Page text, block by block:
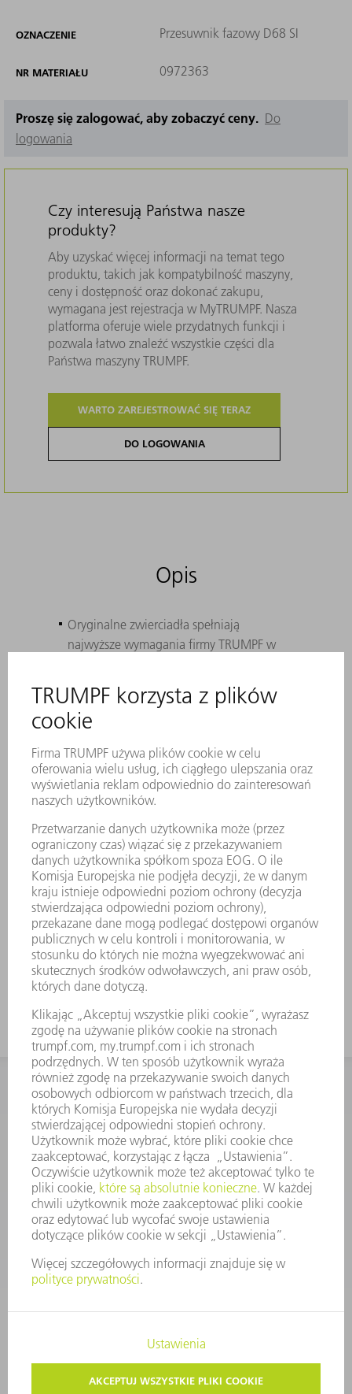
OZNACZENIE Przesuwnik fazowy D68 SI
NR MATERIAŁU 0972363
Proszę się zalogować, aby zobaczyć ceny. Do
logowania
Czy interesują Państwa nasze
produkty?
Aby uzyskać więcej informacji na temat tego
produktu, takich jak kompatybilność maszyny,
ceny i dostępność oraz dokonać zakupu,
wymagana jest rejestracja w MyTRUMPF. Nasza
platforma oferuje wiele przydatnych funkcji i
pozwala łatwo znaleźć wszystkie części dla
Państwa maszyny TRUMPF.
WARTO ZAREJESTROWAĆ SIĘ TERAZ
DO LOGOWANIA
Opis
Oryginalne zwierciadła spełniają
najwyższe wymagania firmy TRUMPF w
chropowatości i powlekania
Zwierciadła zamienne TRUMPF
zapewniają najwyższą funkcjonalność
przy każdym ciśnieniu wody z
pozytywnym wpływem na jakość cięcia
Idealna koordynacja wszystkich istotnych
TRUMPF o stałej mocy w całym cyklu życia
Dochowanie najwyższych wymagań w
zakresie tolerancji kształtu i położenia,
chropowatości i powlekania
TRUMPF wspiera klientów w zakresie
identyfikacji, montażu i demontażu
oryginalnych zwierciadeł
KONTAKT
Dział Części Zamiennych i Narzędzi
48225753936
8.00 - 17.00
czesci.zamienne@trumpf.com
PRAWA AUTORSKIE I PRAWA DOTYCZĄCE ZNAKÓW TOWAROWYCH